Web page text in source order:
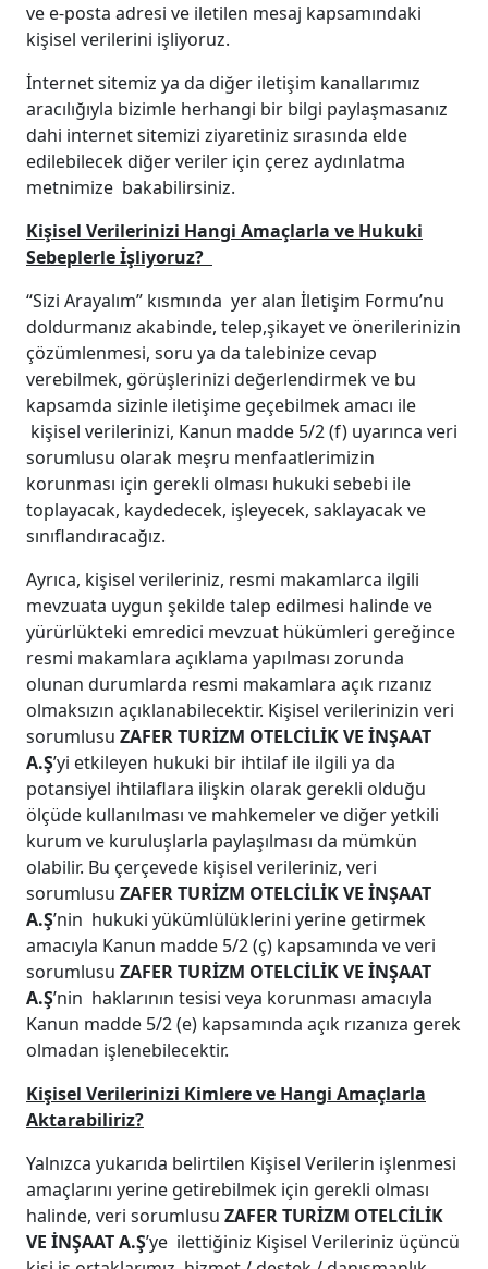
ve e-posta adresi ve iletilen mesaj kapsamındaki
kişisel verilerini işliyoruz.
İnternet sitemiz ya da diğer iletişim kanallarımız
aracılığıyla bizimle herhangi bir bilgi paylaşmasanız
dahi internet sitemizi ziyaretiniz sırasında elde
edilebilecek diğer veriler için çerez aydınlatma
metnimize bakabilirsiniz.
Kişisel Verilerinizi Hangi Amaçlarla ve Hukuki
Sebeplerle İşliyoruz?
“Sizi Arayalım” kısmında yer alan İletişim Formu’nu
doldurmanız akabinde, telep,şikayet ve önerilerinizin
çözümlenmesi, soru ya da talebinize cevap
verebilmek, görüşlerinizi değerlendirmek ve bu
kapsamda sizinle iletişime geçebilmek amacı ile
kişisel verilerinizi, Kanun madde 5/2 (f) uyarınca veri
sorumlusu olarak meşru menfaatlerimizin
korunması için gerekli olması hukuki sebebi ile
toplayacak, kaydedecek, işleyecek, saklayacak ve
sınıflandıracağız.
Ayrıca, kişisel verileriniz, resmi makamlarca ilgili
mevzuata uygun şekilde talep edilmesi halinde ve
yürürlükteki emredici mevzuat hükümleri gereğince
resmi makamlara açıklama yapılması zorunda
olunan durumlarda resmi makamlara açık rızanız
olmaksızın açıklanabilecektir. Kişisel verilerinizin veri
sorumlusu ZAFER TURİZM OTELCİLİK VE İNŞAAT
A.Ş’yi etkileyen hukuki bir ihtilaf ile ilgili ya da
potansiyel ihtilaflara ilişkin olarak gerekli olduğu
ölçüde kullanılması ve mahkemeler ve diğer yetkili
kurum ve kuruluşlarla paylaşılması da mümkün
olabilir. Bu çerçevede kişisel verileriniz, veri
sorumlusu ZAFER TURİZM OTELCİLİK VE İNŞAAT
A.Ş’nin hukuki yükümlülüklerini yerine getirmek
amacıyla Kanun madde 5/2 (ç) kapsamında ve veri
sorumlusu ZAFER TURİZM OTELCİLİK VE İNŞAAT
A.Ş’nin haklarının tesisi veya korunması amacıyla
Kanun madde 5/2 (e) kapsamında açık rızanıza gerek
olmadan işlenebilecektir.
Kişisel Verilerinizi Kimlere ve Hangi Amaçlarla
Aktarabiliriz?
Yalnızca yukarıda belirtilen Kişisel Verilerin işlenmesi
amaçlarını yerine getirebilmek için gerekli olması
halinde, veri sorumlusu ZAFER TURİZM OTELCİLİK
VE İNŞAAT A.Ş’ye ilettiğiniz Kişisel Verileriniz üçüncü